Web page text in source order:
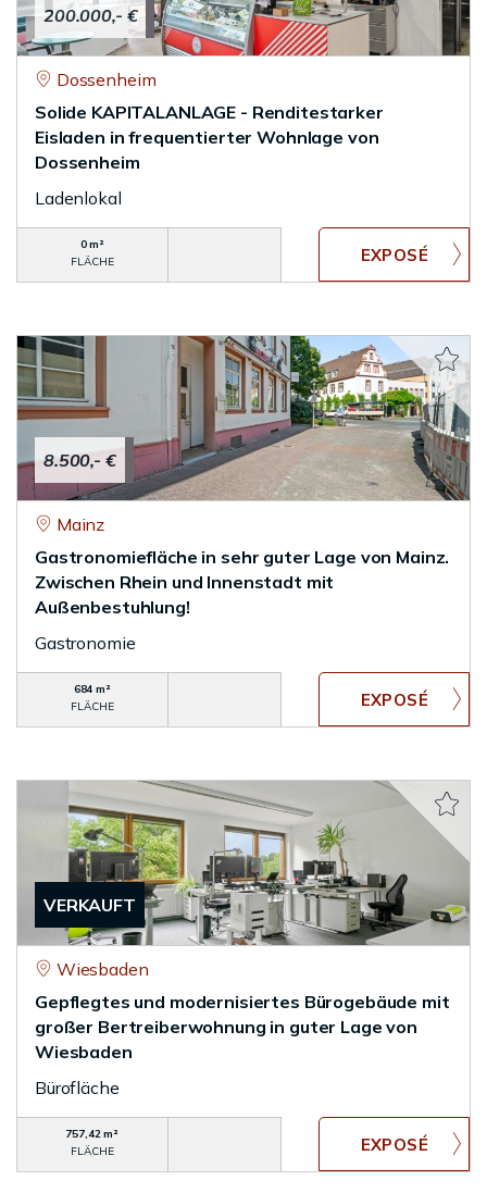
200.000,- €
Dossenheim
Solide KAPITALANLAGE - Renditestarker
Eisladen in frequentierter Wohnlage von
Dossenheim
Ladenlokal
0 m²
FLÄCHE
8.500,- €
Mainz
Gastronomiefläche in sehr guter Lage von Mainz.
Zwischen Rhein und Innenstadt mit
Außenbestuhlung!
Gastronomie
684 m²
FLÄCHE
VERKAUFT
Wiesbaden
Gepflegtes und modernisiertes Bürogebäude mit
großer Bertreiberwohnung in guter Lage von
Wiesbaden
Bürofläche
757,42 m²
FLÄCHE